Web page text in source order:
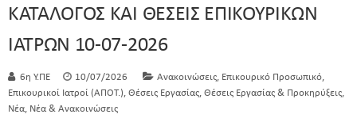
ΚΑΤΑΛΟΓΟΣ ΚΑΙ ΘΕΣΕΙΣ ΕΠΙΚΟΥΡΙΚΩΝ
ΙΑΤΡΩΝ 10-07-2026
6η Υ.ΠΕ 10/07/2026 Ανακοινώσεις Επικουρικό Προσωπικό
Επικουρικοί Ιατροί (ΑΠΟΤ.) Θέσεις Εργασίας Θέσεις Εργασίας & Προκηρύξεις
Νέα Νέα & Ανακοινώσεις